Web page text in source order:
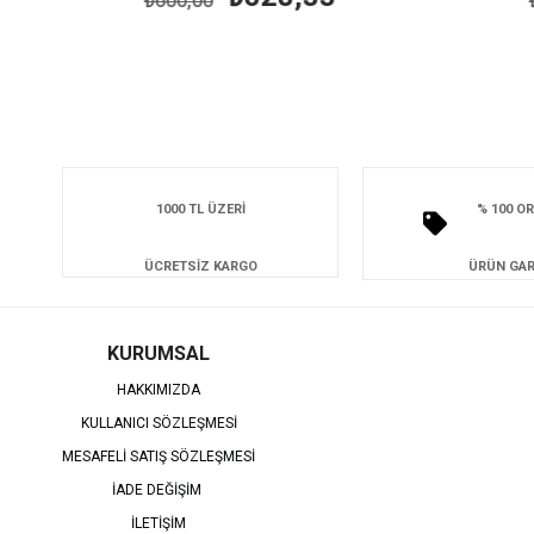
1000 TL ÜZERİ
ÜCRETSİZ KARGO
% 100
ÜRÜN
KURUMSAL
HAKKIMIZDA
KULLANICI SÖZLEŞMESİ
MESAFELİ SATIŞ SÖZLEŞMESİ
İADE DEĞİŞİM
İLETİŞİM